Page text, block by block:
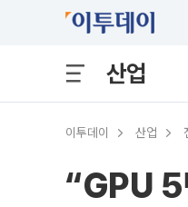
산업
이투데이 산업
“GPU 5